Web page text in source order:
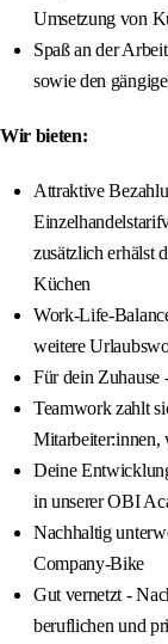
Umsetzung von
Spaß an der
sowie den
Wir bieten:
Attraktive
zusätzlich erhälst
Küchen
Work-Life-
weitere
Für dein Zuhause
Teamwork zahlt
Mitarbeiter:innen,
Deine
in unserer OBI
Nachhaltig
Company-Bike
Gut vernetzt -
beruflichen und